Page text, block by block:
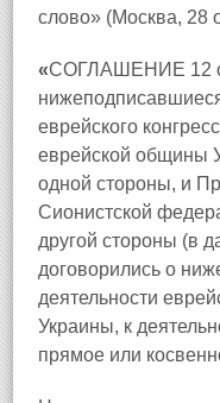
слово» (Москва, 28
«СОГЛАШЕНИЕ 12
еврейского
еврейской общины
одной стороны, и
Сионистской
другой стороны (в
договорились о
деятельности
Украины, к
прямое или